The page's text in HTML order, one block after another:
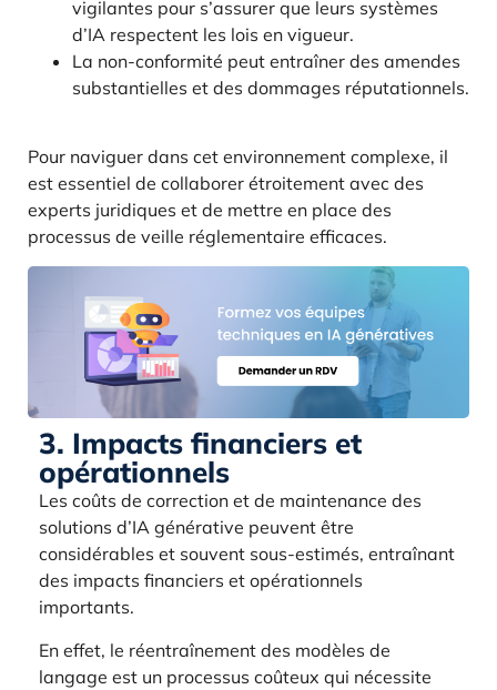
vigilantes pour s’assurer que leurs systèmes
d’IA respectent les lois en vigueur.
La non-conformité peut entraîner des amendes
substantielles et des dommages réputationnels.
Pour naviguer dans cet environnement complexe, il
est essentiel de collaborer étroitement avec des
experts juridiques et de mettre en place des
processus de veille réglementaire efficaces.
3. Impacts financiers et
opérationnels
Les coûts de correction et de maintenance des
solutions d’IA générative peuvent être
considérables et souvent sous-estimés, entraînant
des impacts financiers et opérationnels
importants.
En effet, le réentraînement des modèles de
langage est un processus coûteux qui nécessite